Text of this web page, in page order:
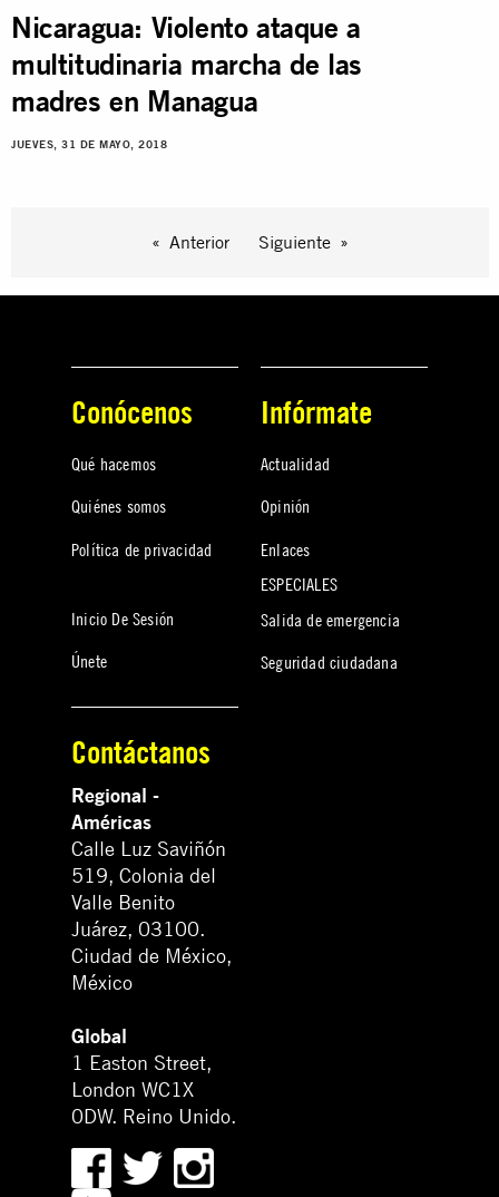
Nicaragua: Violento ataque a
multitudinaria marcha de las
madres en Managua
JUEVES, 31 DE MAYO, 2018
Anterior Siguiente
Conócenos
Qué hacemos
Quiénes somos
Política de privacidad
Inicio De Sesión
Únete
Infórmate
Actualidad
Opinión
Enlaces
ESPECIALES
Salida de emergencia
Seguridad ciudadana
Contáctanos
Regional -
Américas
Calle Luz Saviñón
519, Colonia del
Valle Benito
Juárez, 03100.
Ciudad de México,
México
Global
1 Easton Street,
London WC1X
0DW. Reino Unido.